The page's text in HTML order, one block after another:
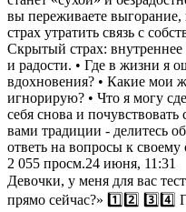
вы переживаете выгорание,
страх утратить связь с
Скрытый страх: внутреннее
и радости. • Где в жизни я
вдохновения? • Какие мои
игнорирую? • Что я могу
себя снова и
вами традиции - делитесь
ответь на вопросы к своему
2 055 просм.24 июня, 11:31
Девочки, у меня для вас
прямо сейчас?» 1️⃣2️⃣ 3️⃣4️⃣